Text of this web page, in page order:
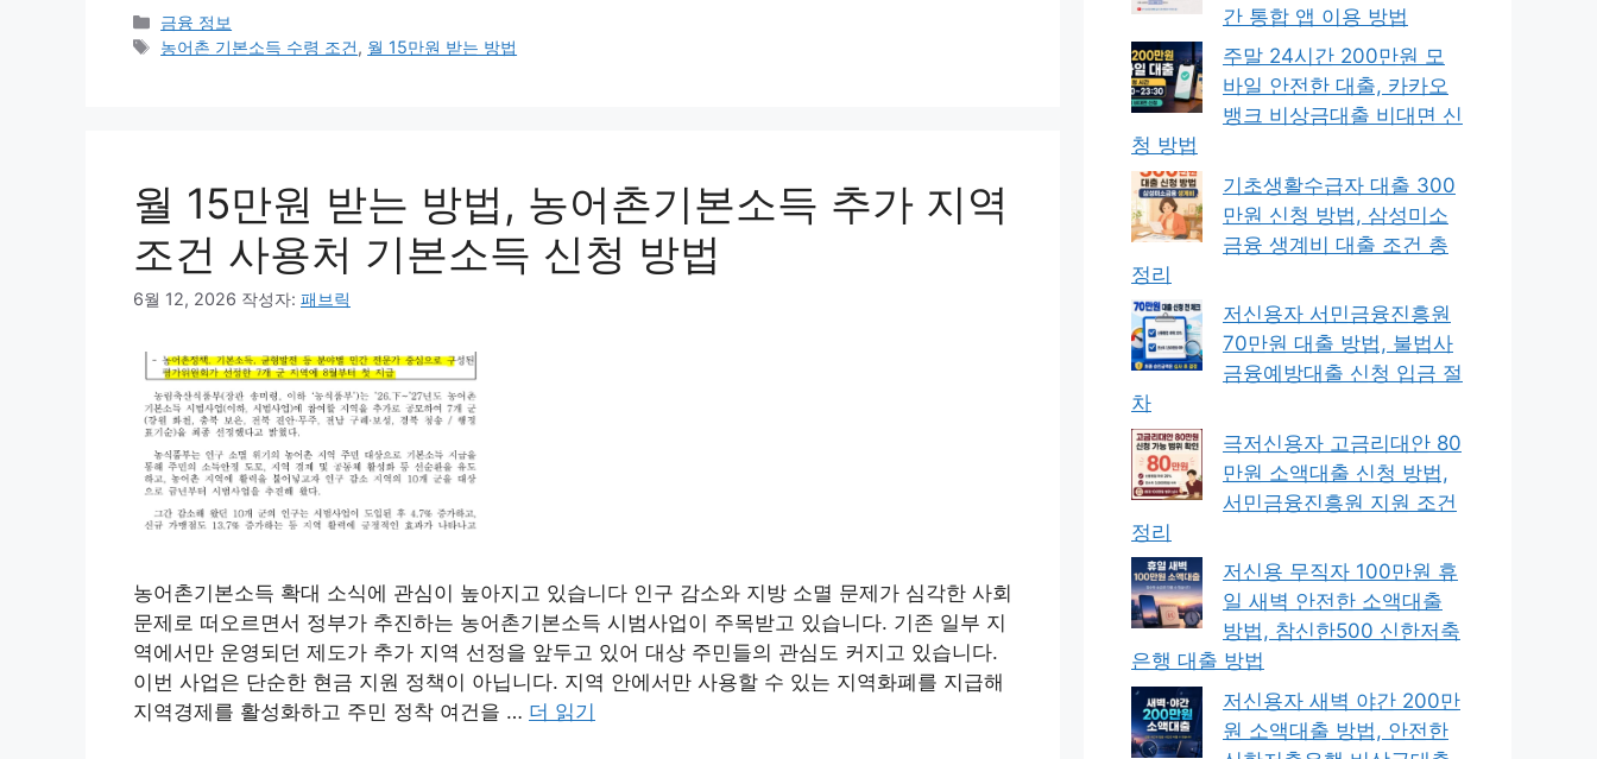
카
테
금융 정보
태
농어촌 기본소득 수령 조건, 월 15만원 받는 방법
월 15만원 받는 방법, 농어촌기본소득 추가 지역
조건 사용처 기본소득 신청 방법
6월 12, 2026 작성자: 패브릭
농어촌기본소득 확대 소식에 관심이 높아지고 있습니다 인구 감소와 지방 소멸 문제가 심각한 사회
문제로 떠오르면서 정부가 추진하는 농어촌기본소득 시범사업이 주목받고 있습니다. 기존 일부 지
역에서만 운영되던 제도가 추가 지역 선정을 앞두고 있어 대상 주민들의 관심도 커지고 있습니다.
이번 사업은 단순한 현금 지원 정책이 아닙니다. 지역 안에서만 사용할 수 있는 지역화폐를 지급해
지역경제를 활성화하고 주민 정착 여건을 … 더 읽기
간 통합 앱 이용 방법
주말 24시간 200만원 모
바일 안전한 대출, 카카오
뱅크 비상금대출 비대면 신
청 방법
기초생활수급자 대출 300
만원 신청 방법, 삼성미소
금융 생계비 대출 조건 총
정리
저신용자 서민금융진흥원
70만원 대출 방법, 불법사
금융예방대출 신청 입금 절
차
극저신용자 고금리대안 80
만원 소액대출 신청 방법,
서민금융진흥원 지원 조건
정리
저신용 무직자 100만원 휴
일 새벽 안전한 소액대출
방법, 참신한500 신한저축
은행 대출 방법
저신용자 새벽 야간 200만
원 소액대출 방법, 안전한